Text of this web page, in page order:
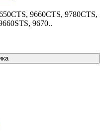
9660CTS, 9780CTS,
9670..